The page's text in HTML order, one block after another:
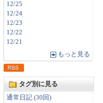
12/25
12/24
12/23
12/22
12/21
もっと見る
タグ別に見る
通常日記 (30回)